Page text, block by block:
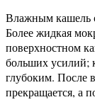
Влажным кашель
Более жидкая
поверхностном
больших усилий;
глубоким. После
прекращается, а